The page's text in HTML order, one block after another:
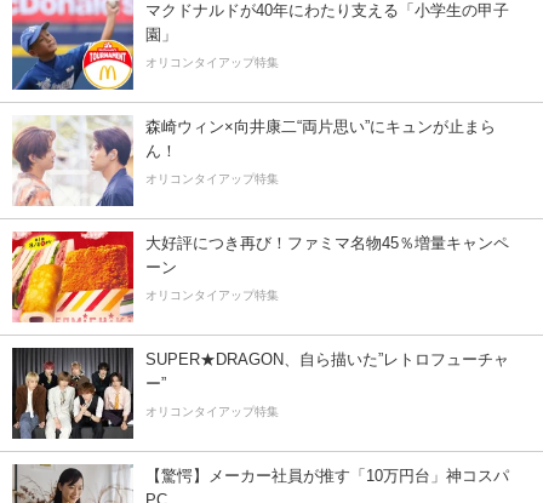
マクドナルドが40年にわたり支える「小学生の甲子
園」
オリコンタイアップ特集
森崎ウィン×向井康二“両片思い”にキュンが止まら
ん！
オリコンタイアップ特集
大好評につき再び！ファミマ名物45％増量キャンペ
ーン
オリコンタイアップ特集
SUPER★DRAGON、自ら描いた”レトロフューチャ
ー”
オリコンタイアップ特集
【驚愕】メーカー社員が推す「10万円台」神コスパ